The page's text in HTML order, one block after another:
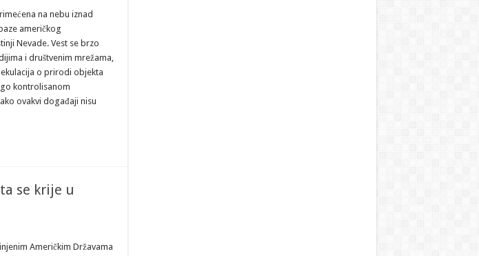
na nebu iznad
američkog
Nevade. Vest se brzo
i društvenim mrežama,
o prirodi objekta
kontrolisanom
ovakvi događaji nisu
se krije u
Američkim Državama